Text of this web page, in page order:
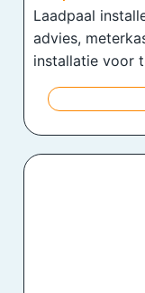
Laadpaal
advies,
installatie voor